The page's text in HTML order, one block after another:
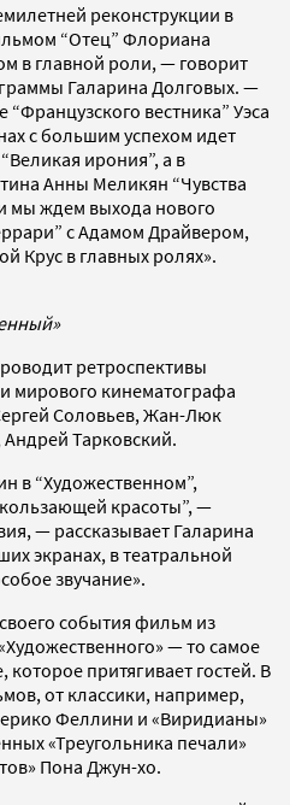
реконструкции в
“Отец” Флориана
в главной роли, — говорит
Галарина Долговых. —
вестника” Уэса
с большим успехом идет
ирония”, а в
Анны Меликян “Чувства
мы ждем выхода нового
с Адамом Драйвером,
Крус в главных ролях».
ретроспективы
мирового кинематографа
Соловьев, Жан-Люк
Тарковский.
в “Художественном”,
красоты”, —
— рассказывает Галарина
экранах, в театральной
звучание».
события фильм из
— то самое
притягивает гостей. В
от классики, например,
Феллини и «Виридианы»
«Треугольника печали»
Пона Джун-хо.